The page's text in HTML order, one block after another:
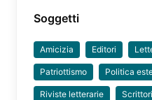
Soggetti
Amicizia Editori
Patriottismo Politica
Riviste letterarie Scrittori